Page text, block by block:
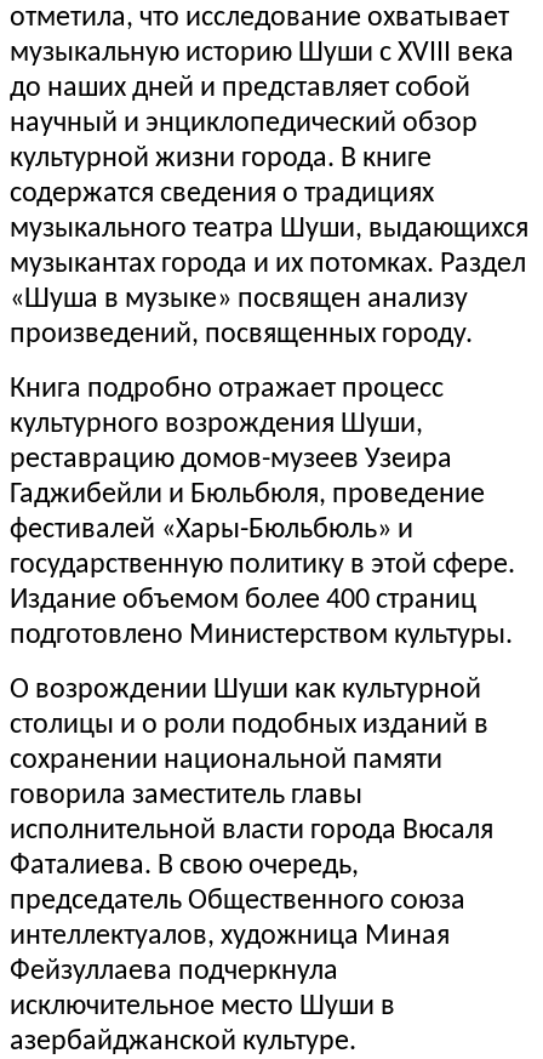
отметила, что исследование охватывает
музыкальную историю Шуши с XVIII века
до наших дней и представляет собой
научный и энциклопедический обзор
культурной жизни города. В книге
содержатся сведения о традициях
музыкального театра Шуши, выдающихся
музыкантах города и их потомках. Раздел
«Шуша в музыке» посвящен анализу
произведений, посвященных городу.
Книга подробно отражает процесс
культурного возрождения Шуши,
реставрацию домов-музеев Узеира
Гаджибейли и Бюльбюля, проведение
фестивалей «Хары-Бюльбюль» и
государственную политику в этой сфере.
Издание объемом более 400 страниц
подготовлено Министерством культуры.
О возрождении Шуши как культурной
столицы и о роли подобных изданий в
сохранении национальной памяти
говорила заместитель главы
исполнительной власти города Вюсаля
Фаталиева. В свою очередь,
председатель Общественного союза
интеллектуалов, художница Миная
Фейзуллаева подчеркнула
исключительное место Шуши в
азербайджанской культуре.